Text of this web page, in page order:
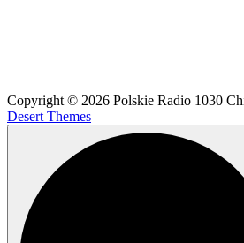
Copyright © 2026 Polskie Radio 1030
Desert Themes